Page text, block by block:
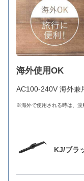
海外使用OK
AC100-240V 海外兼
※海外で使用される時は、渡
KJ/ブラ